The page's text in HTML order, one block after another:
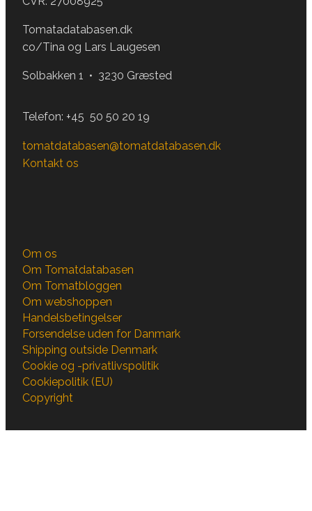
Tomatadatabasen.dk
co/Tina og Lars Laugesen
Solbakken 1 • 3230 Græsted
Telefon: +45 50 50 20 19
tomatdatabasen@tomatdatabasen.dk
Kontakt os
Om os
Om Tomatdatabasen
Om Tomatbloggen
Om webshoppen
Handelsbetingelser
Forsendelse uden for Danmark
Shipping outside Denmark
Cookie og -privatlivspolitik
Cookiepolitik (EU)
Copyright